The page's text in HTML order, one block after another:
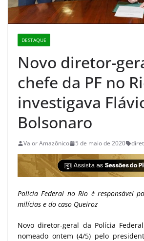
DESTAQUE
Novo diretor-
chefe da PF no
investigava
Bolsonaro
Valor Amazônico 5 de maio de 2020
Polícia Federal no Rio é responsável
milícias e do caso Queiroz
Novo diretor-geral da Polícia
nomeado ontem (4/5) pelo